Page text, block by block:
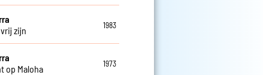
zijn
1983
op Maloha
1973